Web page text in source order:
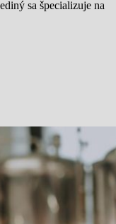
sa špecializuje na